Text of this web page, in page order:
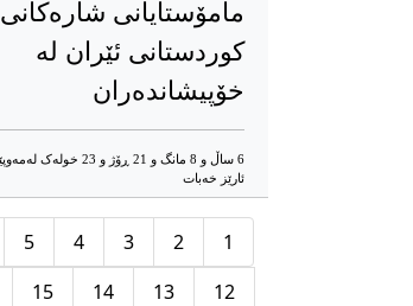
مامۆستایانی شاره‌کانی
کوردستانی ئێران له‌
خۆپیشانده‌‌ران
6 ساڵ و 8 مانگ و 21 ڕۆژ و 23 خوله‌ک له‌مه‌وپێش‌
ئارێز خه‌بات
1
2
3
4
5
12
13
14
15